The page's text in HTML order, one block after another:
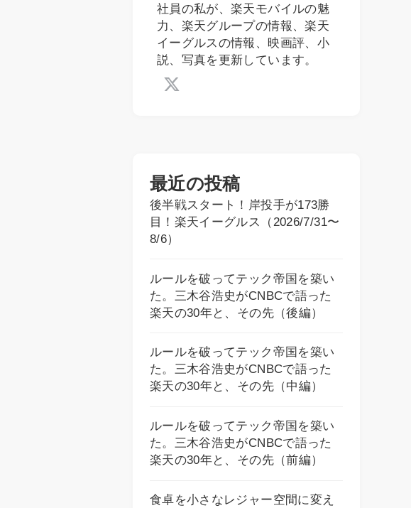
社員の私が、楽天モバイルの魅
力、楽天グループの情報、楽天
イーグルスの情報、映画評、小
説、写真を更新しています。
最近の投稿
後半戦スタート！岸投手が173勝
目！楽天イーグルス（2026/7/31〜
8/6）
ルールを破ってテック帝国を築い
た。三木谷浩史がCNBCで語った
楽天の30年と、その先（後編）
ルールを破ってテック帝国を築い
た。三木谷浩史がCNBCで語った
楽天の30年と、その先（中編）
ルールを破ってテック帝国を築い
た。三木谷浩史がCNBCで語った
楽天の30年と、その先（前編）
食卓を小さなレジャー空間に変え